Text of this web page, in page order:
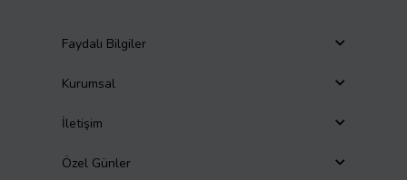
Faydalı Bilgiler
Kurumsal
İletişim
Özel Günler